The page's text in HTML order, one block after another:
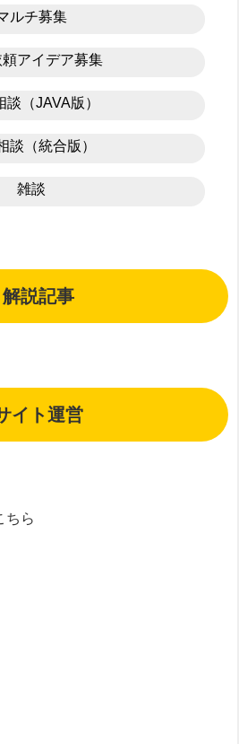
ルチ募集
アイデア募集
談（JAVA版）
談（統合版）
雑談
解説記事
イト運営
ちら